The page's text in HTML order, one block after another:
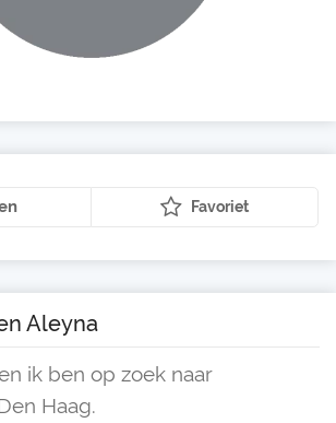
Favoriet
Aleyna
ik ben op zoek naar
Haag.